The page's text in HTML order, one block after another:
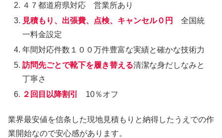
４７都道府県対応 営業所あり
見積もり、出張費、点検、キャンセル０円
全国統
一料金設定
年間対応件数１００万件豊富な実績と確かな技術力
訪問先ごとで靴下を履き替える清潔な身だしなみと
丁寧さ
２回目以降割引
10％オフ
業界最安値を信条した現地見積もりと納得したうえでの作
業開始なので安心感があります。